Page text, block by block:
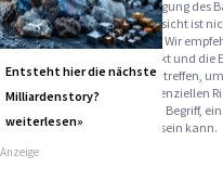
Werbehinweise:Die Billigung des
Finanzdienstleistungsaufsicht ist
Wertpapiere zu verstehen. Wir
Anlegern den Basisprospekt und
eine Anlageentscheidung treffen,
insbesondere über die potenziellen
Warnhinweise: Sie sind im Begriff,
und schwer zu verstehen sein kann.
Entsteht hier die nächste
Milliardenstory?
weiterlesen»
Anzeige